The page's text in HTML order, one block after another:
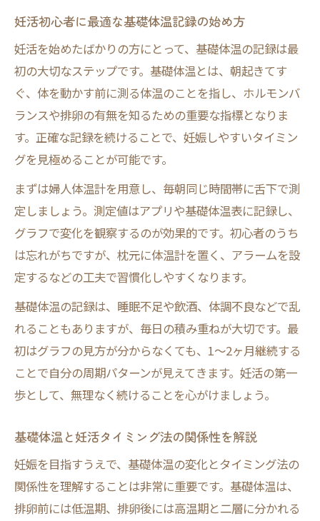
妊活初心者に最適な基礎体温記録の始め方
妊活を始めたばかりの方にとって、基礎体温の記録は最
初の大切なステップです。基礎体温とは、朝起きてす
ぐ、体を動かす前に測る体温のことを指し、ホルモンバ
ランスや排卵の有無を知るための重要な指標となりま
す。正確な記録を続けることで、妊娠しやすいタイミン
グを見極めることが可能です。
まずは婦人体温計を用意し、毎朝同じ時間帯に舌下で測
定しましょう。測定値はアプリや基礎体温表に記録し、
グラフで変化を観察するのが効果的です。初心者のうち
は忘れがちですが、枕元に体温計を置く、アラームを設
定するなどの工夫で習慣化しやすくなります。
基礎体温の記録は、睡眠不足や飲酒、体調不良などで乱
れることもありますが、毎日の積み重ねが大切です。最
初はグラフの見方が分からなくても、1～2ヶ月継続する
ことで自分の周期パターンが見えてきます。妊活の第一
歩として、無理なく続けることを心がけましょう。
基礎体温と妊活タイミング法の関係性を解説
妊娠を目指すうえで、基礎体温の変化とタイミング法の
関係性を理解することは非常に重要です。基礎体温は、
排卵前には低温期、排卵後には高温期と二層に分かれる